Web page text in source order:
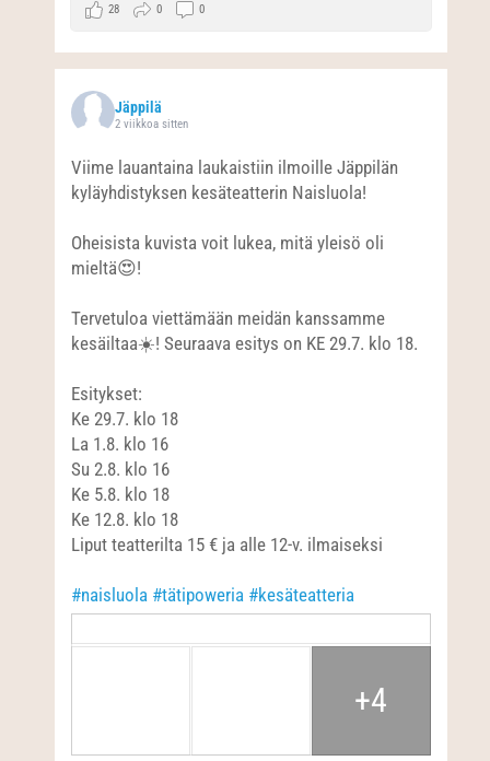
28 0 0
Jäppilä
2 viikkoa sitten
Viime lauantaina laukaistiin ilmoille Jäppilän
kyläyhdistyksen kesäteatterin Naisluola!
Oheisista kuvista voit lukea, mitä yleisö oli
mieltä😍!
Tervetuloa viettämään meidän kanssamme
kesäiltaa☀️! Seuraava esitys on KE 29.7. klo 18.
Esitykset:
Ke 29.7. klo 18
La 1.8. klo 16
Su 2.8. klo 16
Ke 5.8. klo 18
Ke 12.8. klo 18
Liput teatterilta 15 € ja alle 12-v. ilmaiseksi
#naisluola #tätipoweria #kesäteatteria
+4